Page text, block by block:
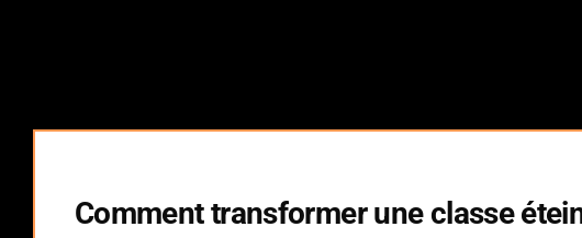
Comment transformer une classe